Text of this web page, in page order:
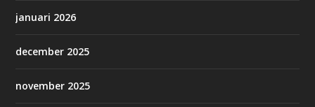
januari 2026
december 2025
november 2025